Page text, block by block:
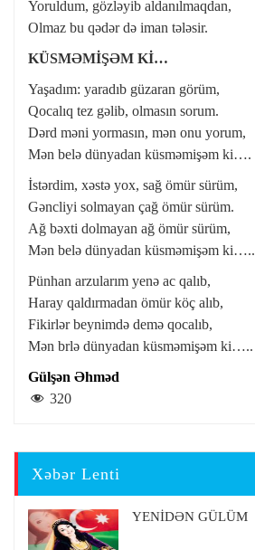
Yoruldum, gözləyib aldanılmaqdan,
Olmaz bu qədər də iman tələsir.
KÜSMƏMİŞƏM Kİ…
Yaşadım: yaradıb güzaran görüm,
Qocalıq tez gəlib, olmasın sorum.
Dərd məni yormasın, mən onu yorum,
Mən belə dünyadan küsməmişəm ki….
İstərdim, xəstə yox, sağ ömür sürüm,
Gəncliyi solmayan çağ ömür sürüm.
Ağ bəxti dolmayan ağ ömür sürüm,
Mən belə dünyadan küsməmişəm ki…..
Pünhan arzularım yenə ac qalıb,
Haray qaldırmadan ömür köç alıb,
Fikirlər beynimdə demə qocalıb,
Mən brlə dünyadan küsməmişəm ki…..
Gülşən Əhməd
320
Xəbər Lenti
YENİDƏN GÜLÜM